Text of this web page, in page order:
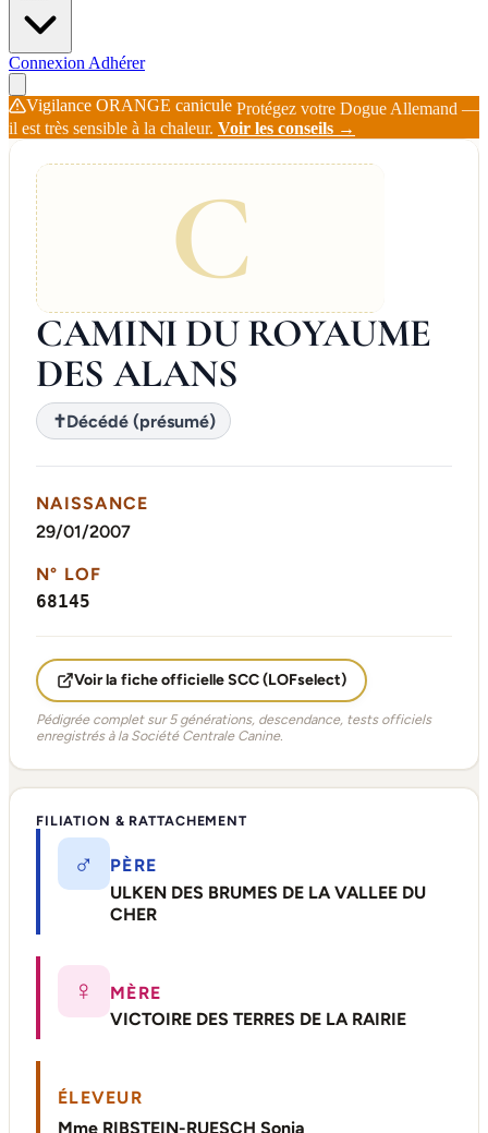
Connexion Adhérer
Vigilance ORANGE canicule Protégez votre Dogue Allemand —
il est très sensible à la chaleur. Voir les conseils →
C
CAMINI DU ROYAUME
DES ALANS
✝Décédé (présumé)
NAISSANCE
29/01/2007
N° LOF
68145
Voir la fiche officielle SCC (LOFselect)
Pédigrée complet sur 5 générations, descendance, tests officiels
enregistrés à la Société Centrale Canine.
FILIATION & RATTACHEMENT
♂
PÈRE
ULKEN DES BRUMES DE LA VALLEE DU
CHER
♀
MÈRE
VICTOIRE DES TERRES DE LA RAIRIE
ÉLEVEUR
Mme RIBSTEIN-RUESCH Sonia